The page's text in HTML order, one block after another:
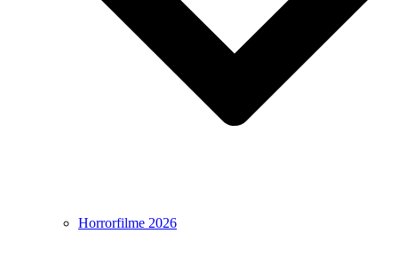
Horrorfilme 2026